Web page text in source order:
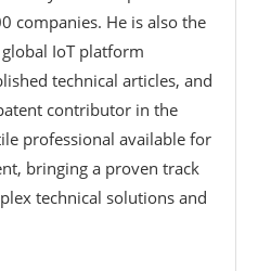
companies. He is also the
IoT platform
technical articles, and
contributor in the
professional available for
bringing a proven track
technical solutions and